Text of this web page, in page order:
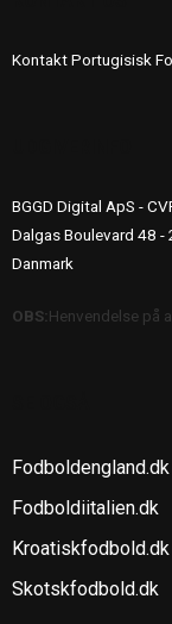
Kontakt Portugisisk
BGGD Digital ApS -
Dalgas Boulevard 48 -
Danmark
OBS:Henvendelse på
Fodboldengland.dk
Fodboldiitalien.dk
Kroatiskfodbold.dk
Skotskfodbold.dk